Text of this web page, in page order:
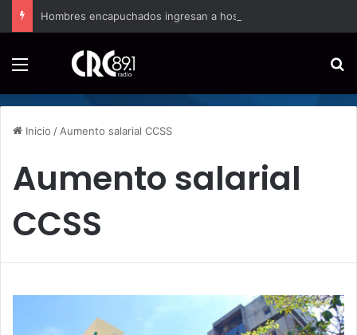
Inicio / Aumento salarial CCSS
Aumento salarial
CCSS